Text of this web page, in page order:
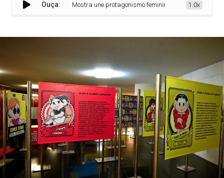
Ouça:Mostra une protagonismo feminino a ilustrações de
1.0x